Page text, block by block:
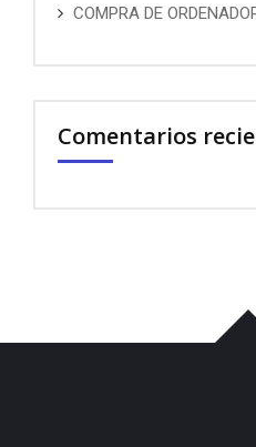
COMPRA DE
Comentarios